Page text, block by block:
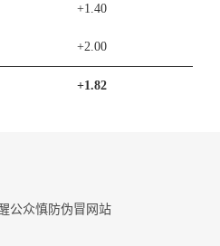
+1.40
+2.00
+1.82
公众慎防伪冒网站